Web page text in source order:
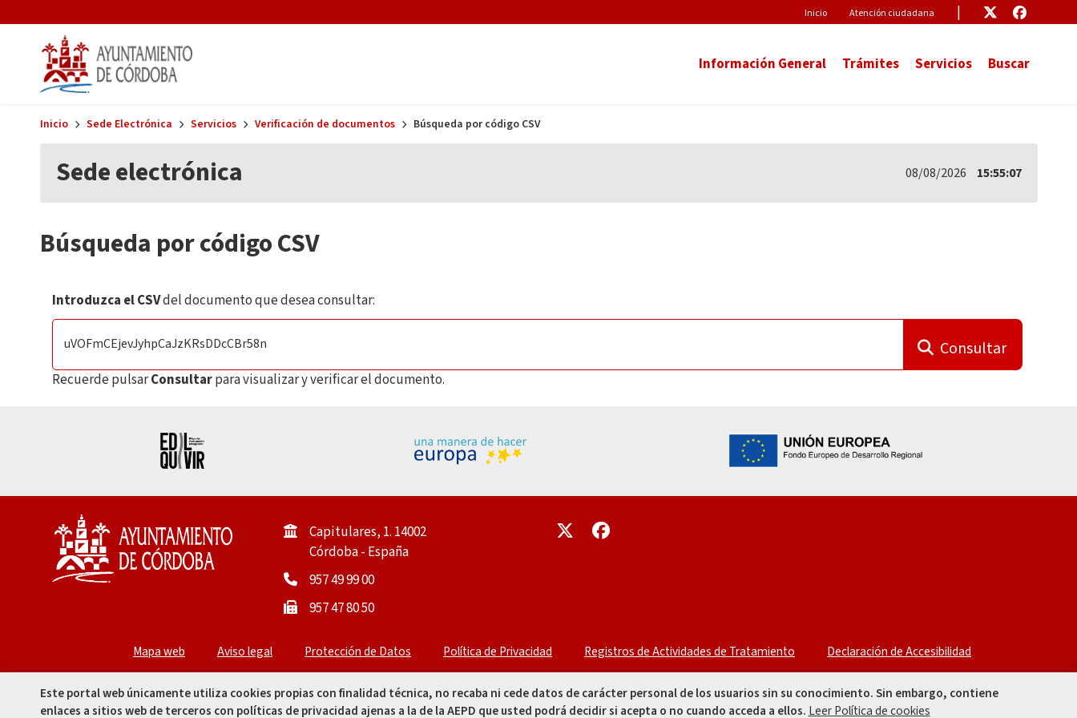
Pre-Header
Inicio Atención ciudadana EnlaceEnlace
Información General Trámites Servicios Buscar
Inicio Sede Electrónica Servicios Verificación de documentos Búsqueda por código CSV
Sede electrónica 08/08/2026 15:55:08
Búsqueda por código CSV
Introduzca el CSVdel documento que desea consultar:
Consultar
Recuerde pulsarConsultarpara visualizar y verificar el documento.
Capitulares, 1. 14002
Córdoba - España
957 49 99 00
957 47 80 50
Enlace
Mapa web Aviso legal Protección de Datos Política de Privacidad Registros de Actividades de Tratamiento Declaración de Accesibilidad
Este portal web únicamente utiliza cookies propias con finalidad técnica, no recaba ni cede datos de carácter personal de los usuarios sin su conocimiento. Sin embargo, contiene
enlaces a sitios web de terceros con políticas de privacidad ajenas a la de la AEPD que usted podrá decidir si acepta o no cuando acceda a ellos. Leer Política de cookies